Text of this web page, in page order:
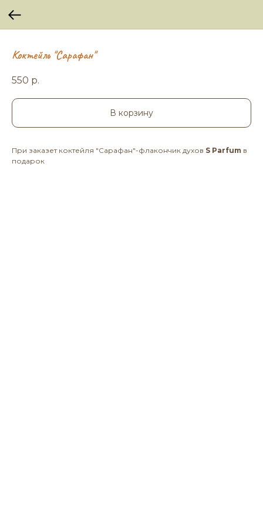
Коктейль "Сарафан"
550 р.
В корзину
При заказет коктейля "Сарафан"-флакончик духов S Parfum в
подарок